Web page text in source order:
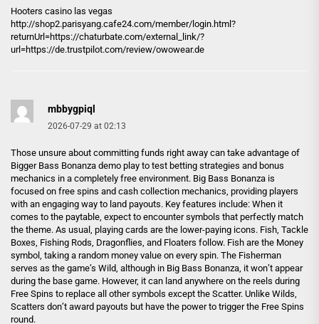
Hooters casino las vegas
http://shop2.parisyang.cafe24.com/member/login.html?
returnUrl=https://chaturbate.com/external_link/?
url=https://de.trustpilot.com/review/owowear.de
mbbygpiql
2026-07-29 at 02:13
Those unsure about committing funds right away can take advantage of
Bigger Bass Bonanza demo play to test betting strategies and bonus
mechanics in a completely free environment. Big Bass Bonanza is
focused on free spins and cash collection mechanics, providing players
with an engaging way to land payouts. Key features include: When it
comes to the paytable, expect to encounter symbols that perfectly match
the theme. As usual, playing cards are the lower-paying icons. Fish, Tackle
Boxes, Fishing Rods, Dragonflies, and Floaters follow. Fish are the Money
symbol, taking a random money value on every spin. The Fisherman
serves as the game’s Wild, although in Big Bass Bonanza, it won’t appear
during the base game. However, it can land anywhere on the reels during
Free Spins to replace all other symbols except the Scatter. Unlike Wilds,
Scatters don’t award payouts but have the power to trigger the Free Spins
round.